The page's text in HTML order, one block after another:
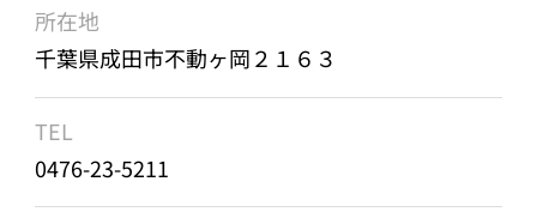
所在地
千葉県成田市不動ヶ岡２１６３
TEL
0476-23-5211